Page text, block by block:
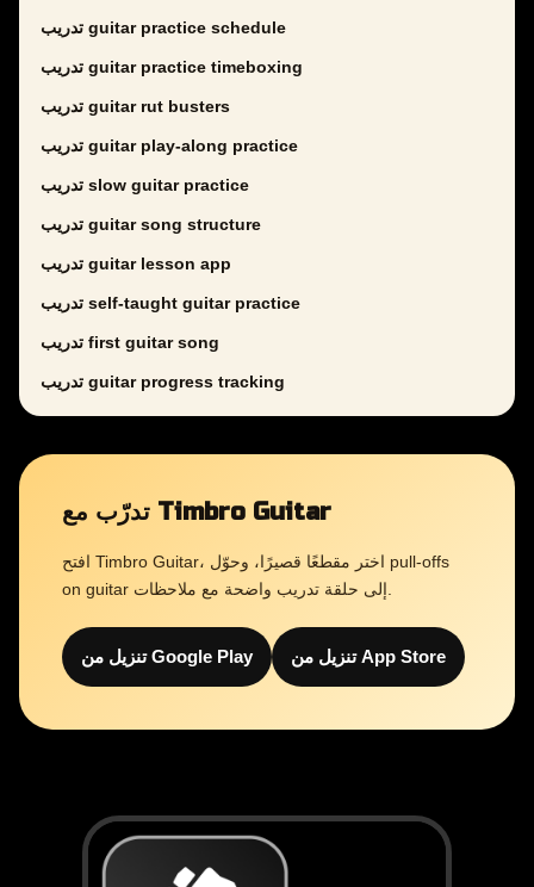
تدريب guitar practice schedule
تدريب guitar practice timeboxing
تدريب guitar rut busters
تدريب guitar play-along practice
تدريب slow guitar practice
تدريب guitar song structure
تدريب guitar lesson app
تدريب self-taught guitar practice
تدريب first guitar song
تدريب guitar progress tracking
تدرّب مع Timbro Guitar
افتح Timbro Guitar، اختر مقطعًا قصيرًا، وحوّل pull-offs
تنزيل من Google Play تنزيل من App Store